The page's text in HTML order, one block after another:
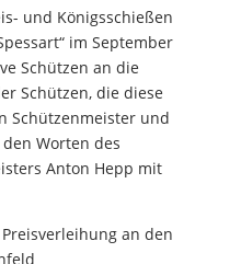
und Königsschießen
im September
Schützen an die
Schützen, die diese
Schützenmeister und
Worten des
Anton Hepp mit
an den